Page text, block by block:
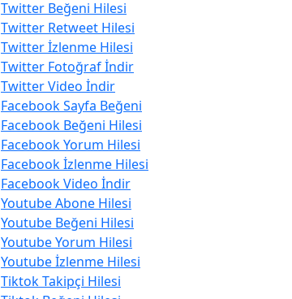
Twitter Beğeni Hilesi
Twitter Retweet Hilesi
Twitter İzlenme Hilesi
Twitter Fotoğraf İndir
Twitter Video İndir
Facebook Sayfa Beğeni
Facebook Beğeni Hilesi
Facebook Yorum Hilesi
Facebook İzlenme Hilesi
Facebook Video İndir
Youtube Abone Hilesi
Youtube Beğeni Hilesi
Youtube Yorum Hilesi
Youtube İzlenme Hilesi
Tiktok Takipçi Hilesi